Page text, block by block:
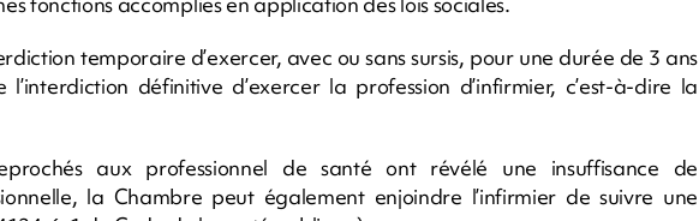
temporaire d’exercer, avec ou sans sursis, pour une durée de 3 ans
définitive d’exercer la profession d’infirmier, c’est-à-dire la
aux professionnel de santé ont révélé une insuffisance de
la Chambre peut également enjoindre l’infirmier de suivre une